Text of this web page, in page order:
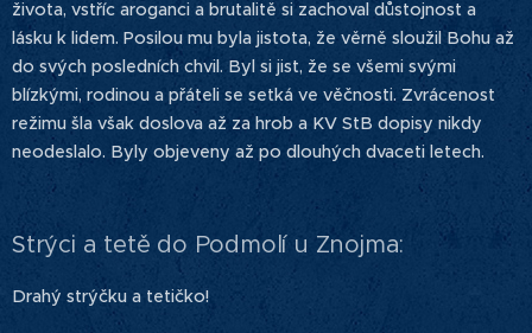
života, vstříc aroganci a brutalitě si zachoval důstojnost a
lásku k lidem. Posilou mu byla jistota, že věrně sloužil Bohu až
do svých posledních chvil. Byl si jist, že se všemi svými
blízkými, rodinou a přáteli se setká ve věčnosti. Zvrácenost
režimu šla však doslova až za hrob a KV StB dopisy nikdy
neodeslalo. Byly objeveny až po dlouhých dvaceti letech.
Strýci a tetě do Podmolí u Znojma:
Drahý strýčku a tetičko!